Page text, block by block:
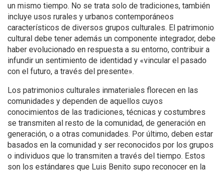
un mismo tiempo. No se trata solo de tradiciones, también
incluye usos rurales y urbanos contemporáneos
característicos de diversos grupos culturales. El patrimonio
cultural debe tener además un componente integrador, debe
haber evolucionado en respuesta a su entorno, contribuir a
infundir un sentimiento de identidad y «vincular el pasado
con el futuro, a través del presente».
Los patrimonios culturales inmateriales florecen en las
comunidades y dependen de aquellos cuyos
conocimientos de las tradiciones, técnicas y costumbres
se transmiten al resto de la comunidad, de generación en
generación, o a otras comunidades. Por último, deben estar
basados en la comunidad y ser reconocidos por los grupos
o individuos que lo transmiten a través del tiempo. Estos
son los estándares que Luis Benito supo reconocer en la